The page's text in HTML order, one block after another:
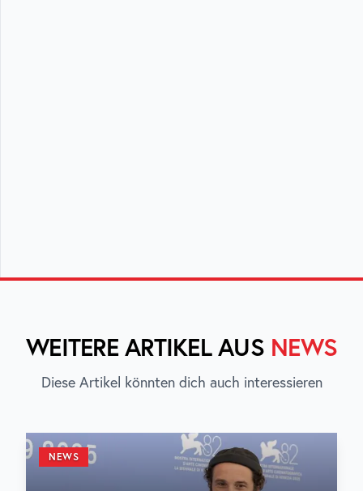
WEITERE ARTIKEL AUS NEWS
Diese Artikel könnten dich auch interessieren
NEWS